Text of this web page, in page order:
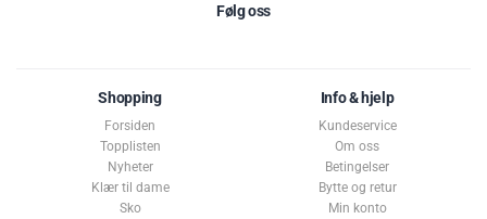
Følg oss
Shopping
Forsiden
Topplisten
Nyheter
Klær til dame
Sko
Info & hjelp
Kundeservice
Om oss
Betingelser
Bytte og retur
Min konto